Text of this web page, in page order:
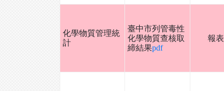
化學物質管理統
計
臺中市列管毒性
化學物質查核取
締結果pdf
報表